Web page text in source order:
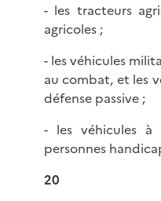
- les tracteurs
agricoles ;
- les véhicules
au combat, et les
défense passive ;
- les véhicules à
personnes
20